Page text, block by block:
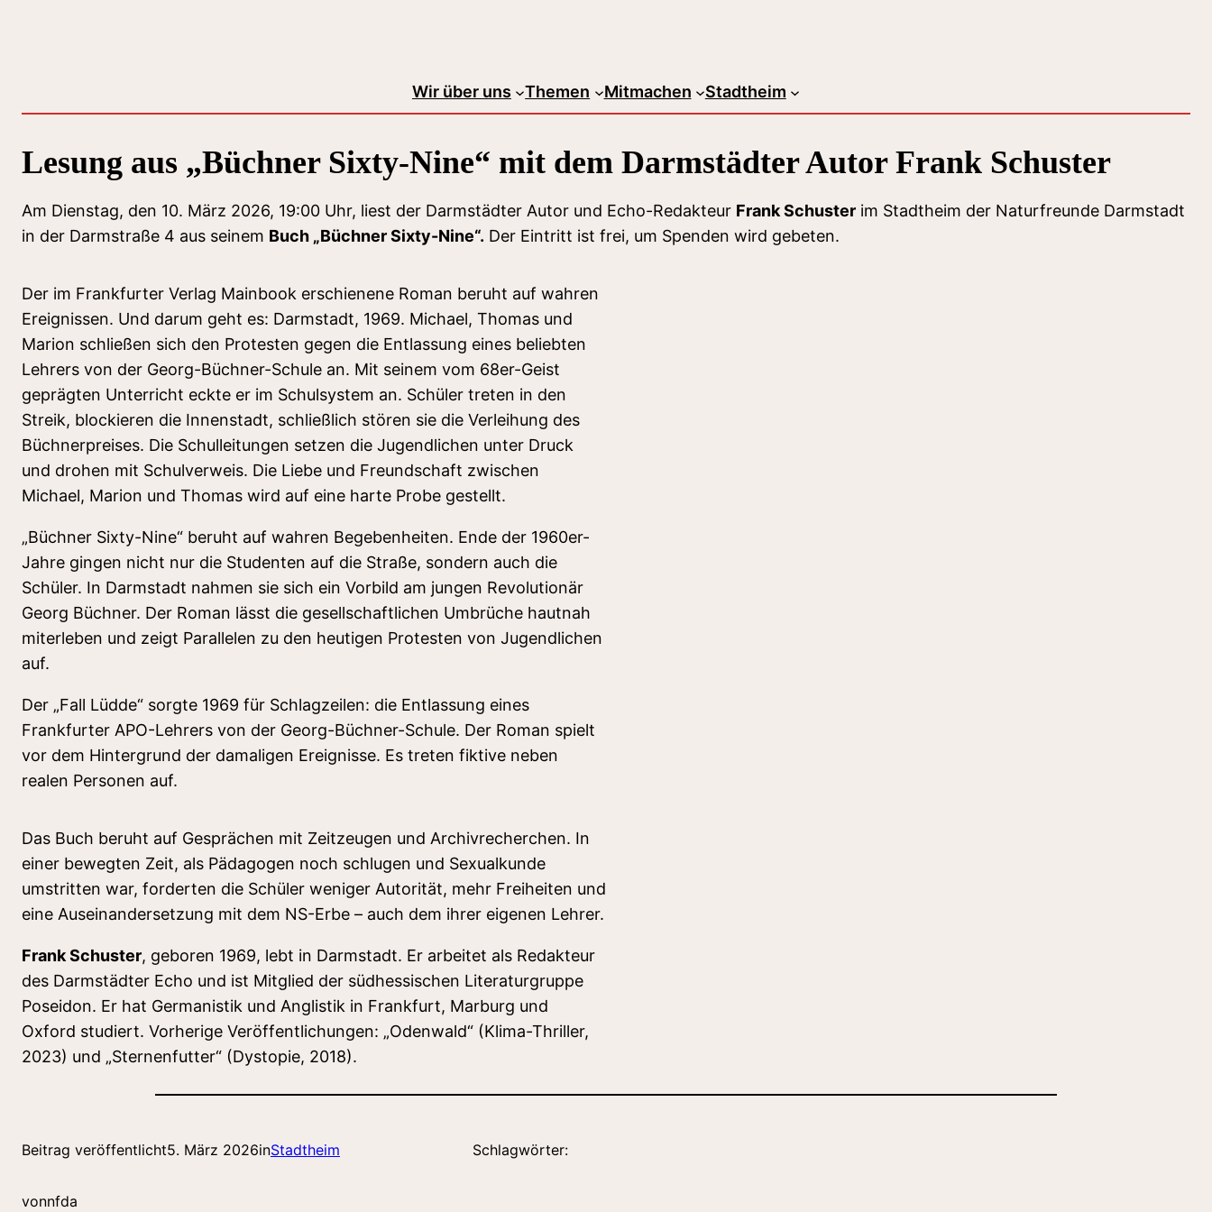
Wir über uns
Themen Mitmachen Stadtheim
Lesung aus „Büchner Sixty-Nine“ mit dem Darmstädter Autor Frank Schuster
Am Dienstag, den 10. März 2026, 19:00 Uhr, liest der Darmstädter Autor und Echo-Redakteur Frank Schuster im Stadtheim der Naturfreunde Darmstadt
in der Darmstraße 4 aus seinem Buch „Büchner Sixty-Nine“. Der Eintritt ist frei, um Spenden wird gebeten.
Der im Frankfurter Verlag Mainbook erschienene Roman beruht auf wahren
Ereignissen. Und darum geht es: Darmstadt, 1969. Michael, Thomas und
Marion schließen sich den Protesten gegen die Entlassung eines beliebten
Lehrers von der Georg-Büchner-Schule an. Mit seinem vom 68er-Geist
geprägten Unterricht eckte er im Schulsystem an. Schüler treten in den
Streik, blockieren die Innenstadt, schließlich stören sie die Verleihung des
Büchnerpreises. Die Schulleitungen setzen die Jugendlichen unter Druck
und drohen mit Schulverweis. Die Liebe und Freundschaft zwischen
Michael, Marion und Thomas wird auf eine harte Probe gestellt.
„Büchner Sixty-Nine“ beruht auf wahren Begebenheiten. Ende der 1960er-
Jahre gingen nicht nur die Studenten auf die Straße, sondern auch die
Schüler. In Darmstadt nahmen sie sich ein Vorbild am jungen Revolutionär
Georg Büchner. Der Roman lässt die gesellschaftlichen Umbrüche hautnah
miterleben und zeigt Parallelen zu den heutigen Protesten von Jugendlichen
auf.
Der „Fall Lüdde“ sorgte 1969 für Schlagzeilen: die Entlassung eines
Frankfurter APO-Lehrers von der Georg-Büchner-Schule. Der Roman spielt
vor dem Hintergrund der damaligen Ereignisse. Es treten fiktive neben
realen Personen auf.
Das Buch beruht auf Gesprächen mit Zeitzeugen und Archivrecherchen. In
einer bewegten Zeit, als Pädagogen noch schlugen und Sexualkunde
umstritten war, forderten die Schüler weniger Autorität, mehr Freiheiten und
eine Auseinandersetzung mit dem NS-Erbe – auch dem ihrer eigenen Lehrer.
Frank Schuster, geboren 1969, lebt in Darmstadt. Er arbeitet als Redakteur
des Darmstädter Echo und ist Mitglied der südhessischen Literaturgruppe
Poseidon. Er hat Germanistik und Anglistik in Frankfurt, Marburg und
Oxford studiert. Vorherige Veröffentlichungen: „Odenwald“ (Klima-Thriller,
2023) und „Sternenfutter“ (Dystopie, 2018).
Beitrag veröffentlicht5. März 2026inStadtheim
vonnfda
Schlagwörter: